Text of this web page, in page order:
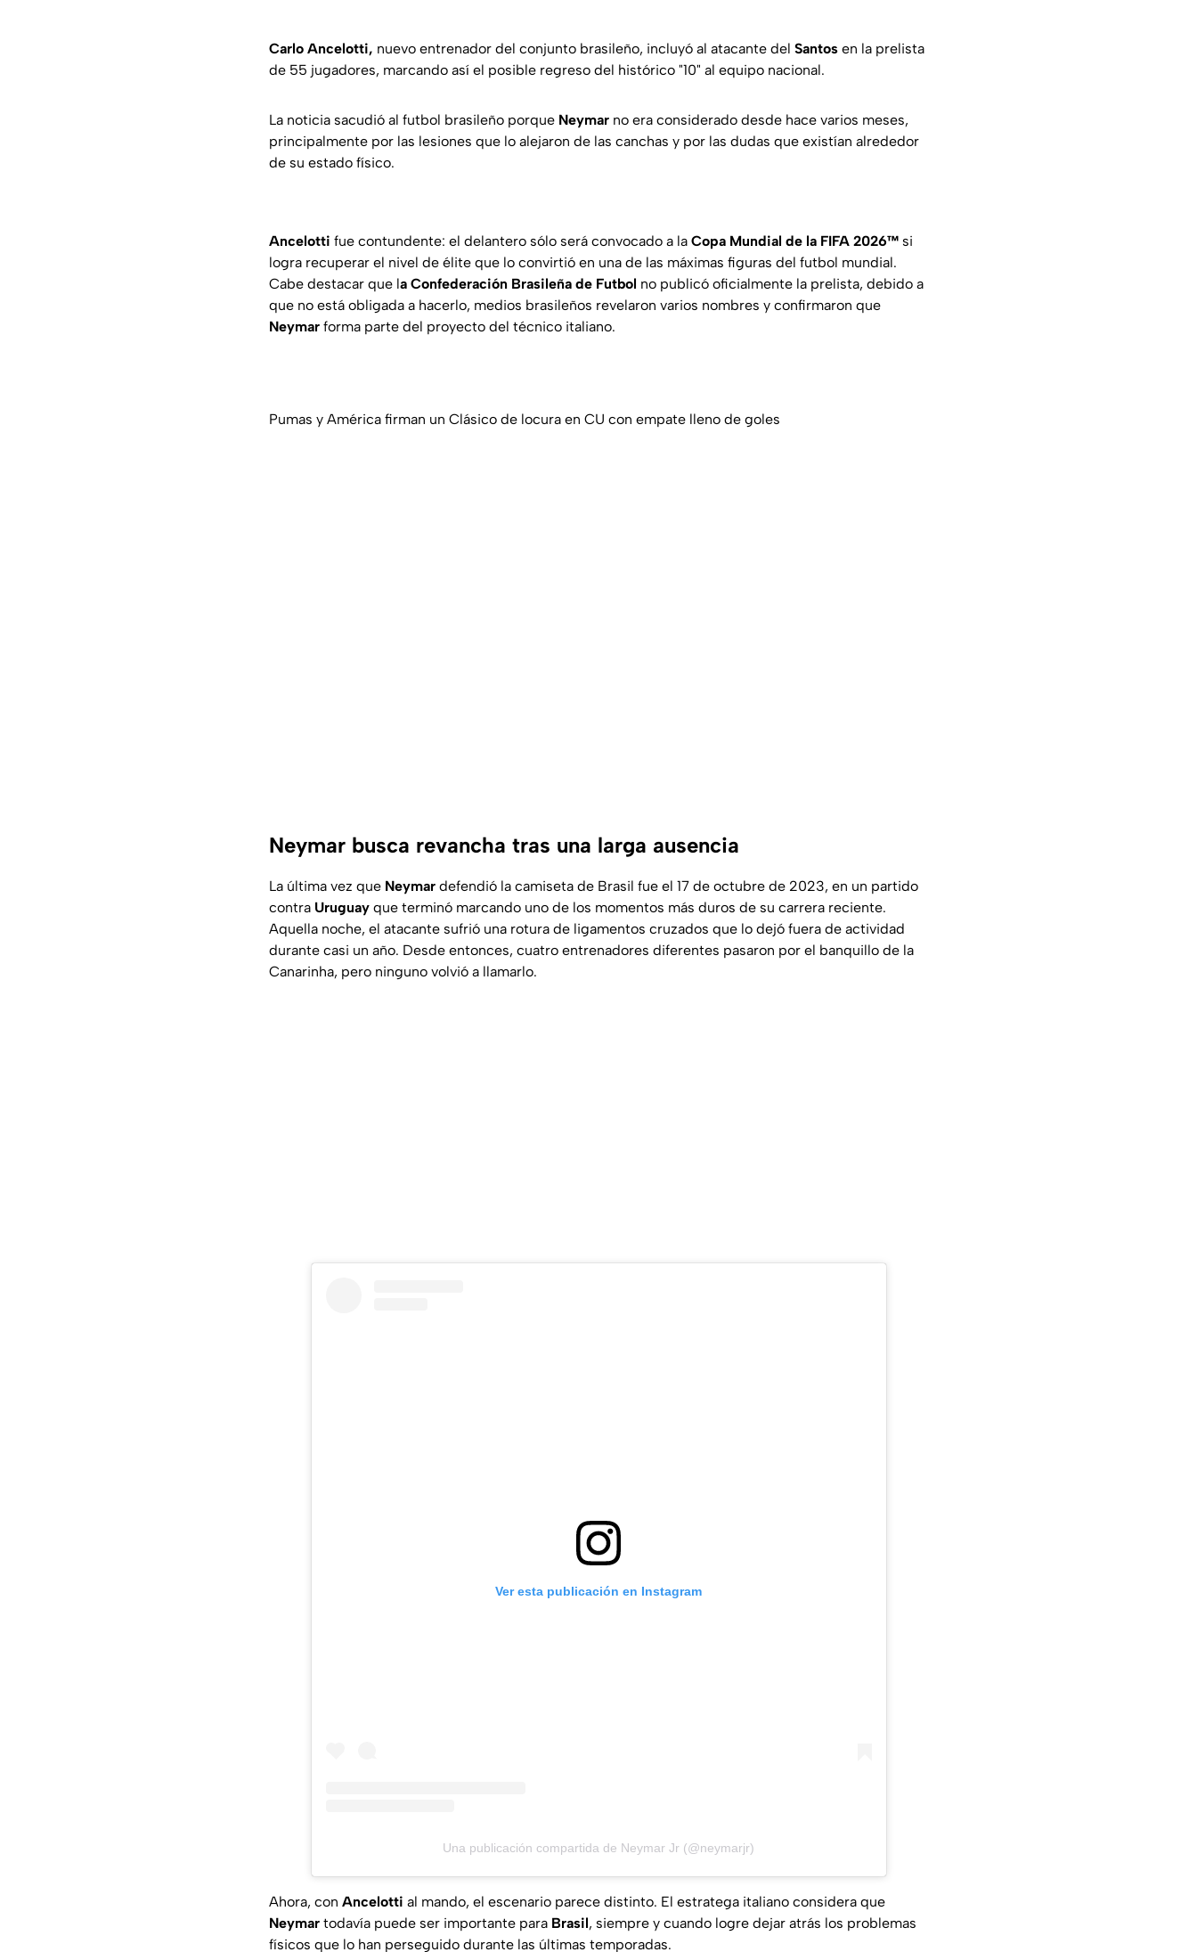
Carlo Ancelotti, nuevo entrenador del conjunto brasileño, incluyó al atacante del Santos en la prelista
de 55 jugadores, marcando así el posible regreso del histórico "10" al equipo nacional.
La noticia sacudió al futbol brasileño porque Neymar no era considerado desde hace varios meses,
principalmente por las lesiones que lo alejaron de las canchas y por las dudas que existían alrededor
de su estado físico.
Ancelotti fue contundente: el delantero sólo será convocado a la Copa Mundial de la FIFA 2026™ si
logra recuperar el nivel de élite que lo convirtió en una de las máximas figuras del futbol mundial.
Cabe destacar que la Confederación Brasileña de Futbol no publicó oficialmente la prelista, debido a
que no está obligada a hacerlo, medios brasileños revelaron varios nombres y confirmaron que
Neymar forma parte del proyecto del técnico italiano.
Pumas y América firman un Clásico de locura en CU con empate lleno de goles
Neymar busca revancha tras una larga ausencia
La última vez que Neymar defendió la camiseta de Brasil fue el 17 de octubre de 2023, en un partido
contra Uruguay que terminó marcando uno de los momentos más duros de su carrera reciente.
Aquella noche, el atacante sufrió una rotura de ligamentos cruzados que lo dejó fuera de actividad
durante casi un año. Desde entonces, cuatro entrenadores diferentes pasaron por el banquillo de la
Canarinha, pero ninguno volvió a llamarlo.
Ver esta publicación en Instagram
Una publicación compartida de Neymar Jr (@neymarjr)
Ahora, con Ancelotti al mando, el escenario parece distinto. El estratega italiano considera que
Neymar todavía puede ser importante para Brasil, siempre y cuando logre dejar atrás los problemas
físicos que lo han perseguido durante las últimas temporadas.